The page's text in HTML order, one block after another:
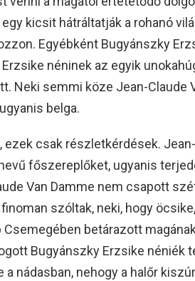
egy kicsit hátráltatják a rohanó
Egyébként Bugyánszky
Erzsike néninek az egyik
Neki semmi köze Jean-Claude
belga.
ezek csak részletkérdések.
főszereplőket, ugyanis
Van Damme nem csapott
szóltak, neki, hogy
Csemegében betárazott
Bugyánszky Erzsike néniék
a nádasban, nehogy a halőr